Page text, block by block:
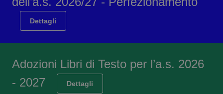
Dettagli
Adozioni Libri di Testo per l’a.s. 2026
- 2027
Dettagli